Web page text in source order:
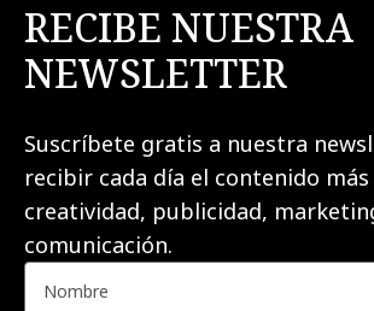
RECIBE NUESTRA
NEWSLETTER
Suscríbete gratis a nuestra
recibir cada día el contenido
creatividad, publicidad,
comunicación.